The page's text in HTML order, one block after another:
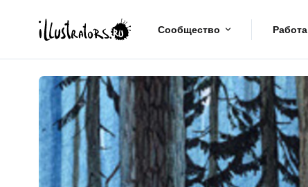
Сообщество Работа